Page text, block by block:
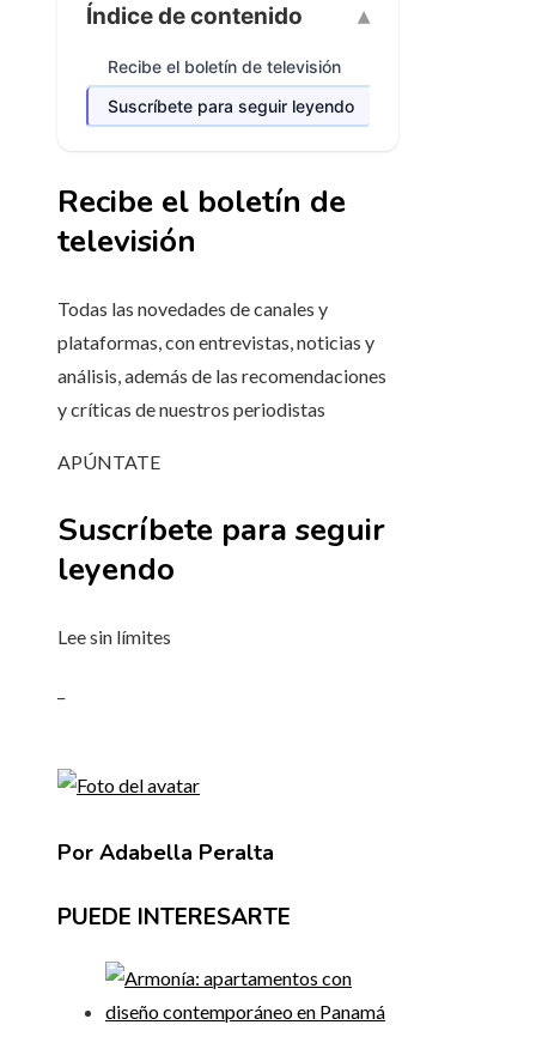
Índice de contenido
Recibe el boletín de televisión
Suscríbete para seguir leyendo
Recibe el boletín de
televisión
Todas las novedades de canales y
plataformas, con entrevistas, noticias y
análisis, además de las recomendaciones
y críticas de nuestros periodistas
APÚNTATE
Suscríbete para seguir
leyendo
Lee sin límites
Por Adabella Peralta
PUEDE INTERESARTE